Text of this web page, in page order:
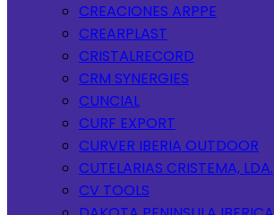
CREACIONES ARPPE
CREARPLAST
CRISTALRECORD
CRM SYNERGIES
CUNCIAL
CURF EXPORT
CURVER IBERIA OUTDOOR
CUTELARIAS CRISTEMA, LDA.
CV TOOLS